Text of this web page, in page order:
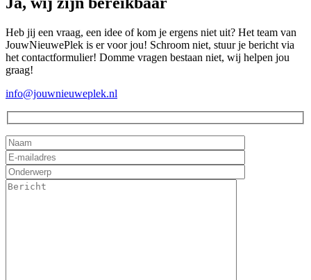
Heb jij een vraag, een idee of kom je ergens niet uit? Het team van
JouwNieuwePlek is er voor jou! Schroom niet, stuur je bericht via
het contactformulier! Domme vragen bestaan niet, wij helpen jou
graag!
info@jouwnieuweplek.nl